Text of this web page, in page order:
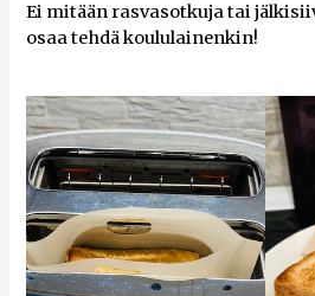
Ei mitään rasvasotkuja tai
osaa tehdä koululainenkin!